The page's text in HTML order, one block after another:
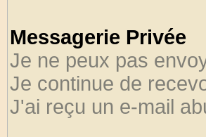
Messagerie Privée
Je ne peux pas
Je continue de
J'ai reçu un e-mail